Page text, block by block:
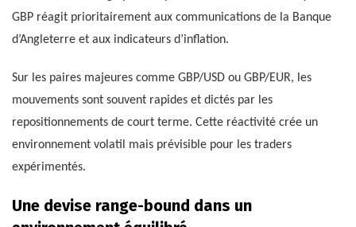
GBP réagit prioritairement aux communications de la Banque
d’Angleterre et aux indicateurs d’inflation.
Sur les paires majeures comme GBP/USD ou GBP/EUR, les
mouvements sont souvent rapides et dictés par les
repositionnements de court terme. Cette réactivité crée un
environnement volatil mais prévisible pour les traders
expérimentés.
Une devise range-bound dans un